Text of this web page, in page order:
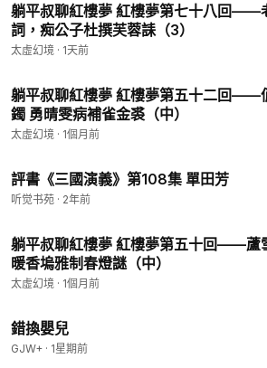
躺平叔聊紅樓夢 紅樓夢第七十八回——
詞，痴公子杜撰芙蓉誄（3）
太虛幻境 · 1天前
躺平叔聊紅樓夢 紅樓夢第五十二回——
鐲 勇晴雯病補雀金裘（中）
太虛幻境 · 1個月前
評書《三國演義》第108集 單田芳
听觉书苑 · 2年前
躺平叔聊紅樓夢 紅樓夢第五十回——蘆
暖香塢雅制春燈謎（中）
太虛幻境 · 1個月前
錯換嬰兒
GJW+ · 1星期前